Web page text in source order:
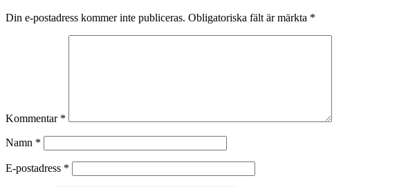
Din e-postadress kommer inte publiceras. Obligatoriska fält är märkta *
Kommentar *
Namn *
E-postadress *